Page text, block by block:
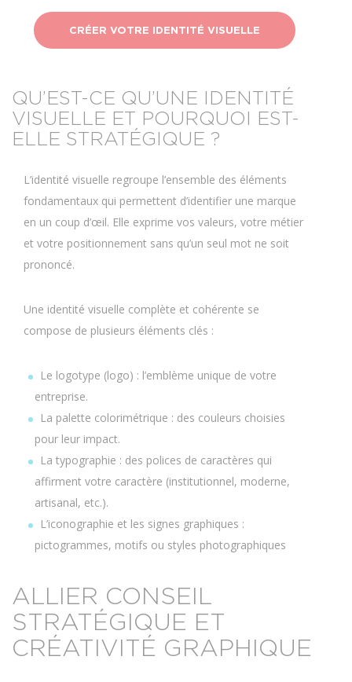
CRÉER VOTRE IDENTITÉ VISUELLE
QU’EST-CE QU’UNE IDENTITÉ
VISUELLE ET POURQUOI EST-
ELLE STRATÉGIQUE ?
L’identité visuelle regroupe l’ensemble des éléments
fondamentaux qui permettent d’identifier une marque
en un coup d’œil. Elle exprime vos valeurs, votre métier
et votre positionnement sans qu’un seul mot ne soit
prononcé.
Une identité visuelle complète et cohérente se
compose de plusieurs éléments clés :
Le logotype (logo) : l’emblème unique de votre
entreprise.
La palette colorimétrique : des couleurs choisies
pour leur impact.
La typographie : des polices de caractères qui
affirment votre caractère (institutionnel, moderne,
artisanal, etc.).
L’iconographie et les signes graphiques :
pictogrammes, motifs ou styles photographiques
ALLIER CONSEIL
STRATÉGIQUE ET
CRÉATIVITÉ GRAPHIQUE